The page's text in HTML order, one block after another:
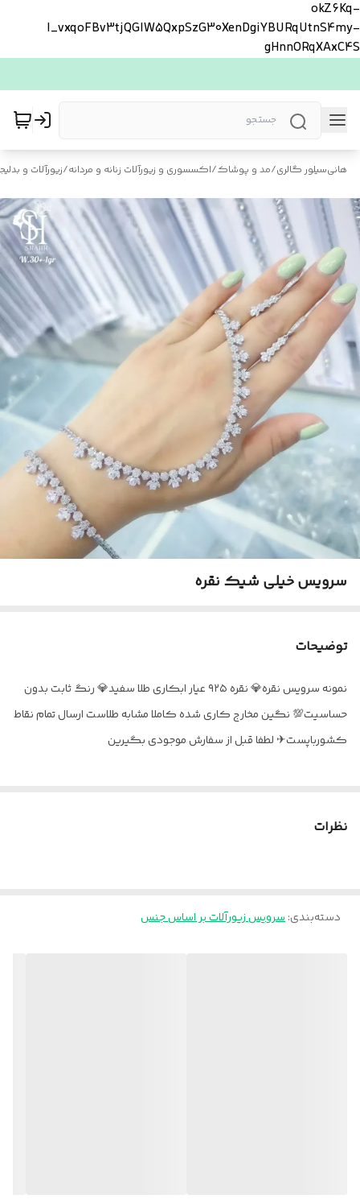
okZ6Kq-
l_vxqoFBv3tjQGlW5QxpSzG30XenDgiYBURqUtnS4my-
gHnnORqXAxC4S
هانی‌سیلور گالری/مد و پوشاک/اکسسوری و زیورآلات زنانه و مردانه/زیورآلات و
سرویس خیلی شیک نقره
توضیحات
نمونه سرویس نقره💎 نقره ۹۲۵ عیار ابکاری طلا سفید💎 رنگ ثابت بدون
حساسیت💯 نگین مخارج کاری شده کاملا مشابه طلاست ارسال تمام نقاط
کشورباپست✈ لطفا قبل از سفارش موجودی بگیرین
نظرات
دسته‌بندی:سرویس زیورآلات بر اساس جنس